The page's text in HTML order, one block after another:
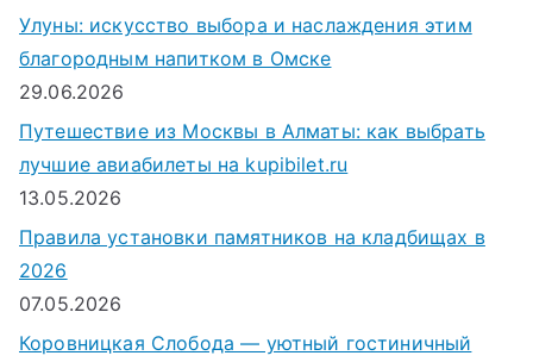
Улуны: искусство выбора и наслаждения этим
благородным напитком в Омске
29.06.2026
Путешествие из Москвы в Алматы: как выбрать
лучшие авиабилеты на kupibilet.ru
13.05.2026
Правила установки памятников на кладбищах в
2026
07.05.2026
Коровницкая Слобода — уютный гостиничный